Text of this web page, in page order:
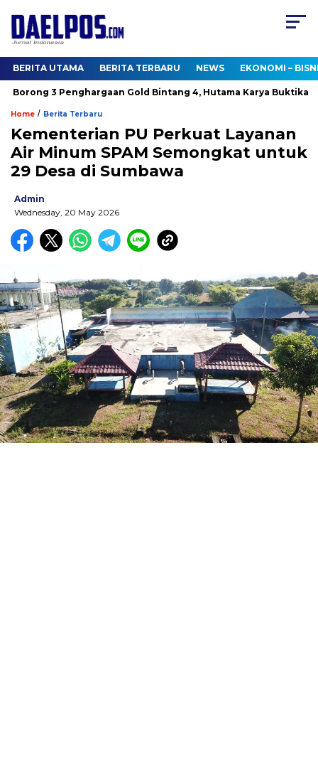
BERITA UTAMA BERITA TERBARU NEWS EKONOMI –
3 Penghargaan Gold Bintang 4, Hutama Karya Buktikan
Home / Berita Terbaru
Kementerian PU Perkuat Layanan
Air Minum SPAM Semongkat untuk
29 Desa di Sumbawa
Admin
Wednesday, 20 May 2026